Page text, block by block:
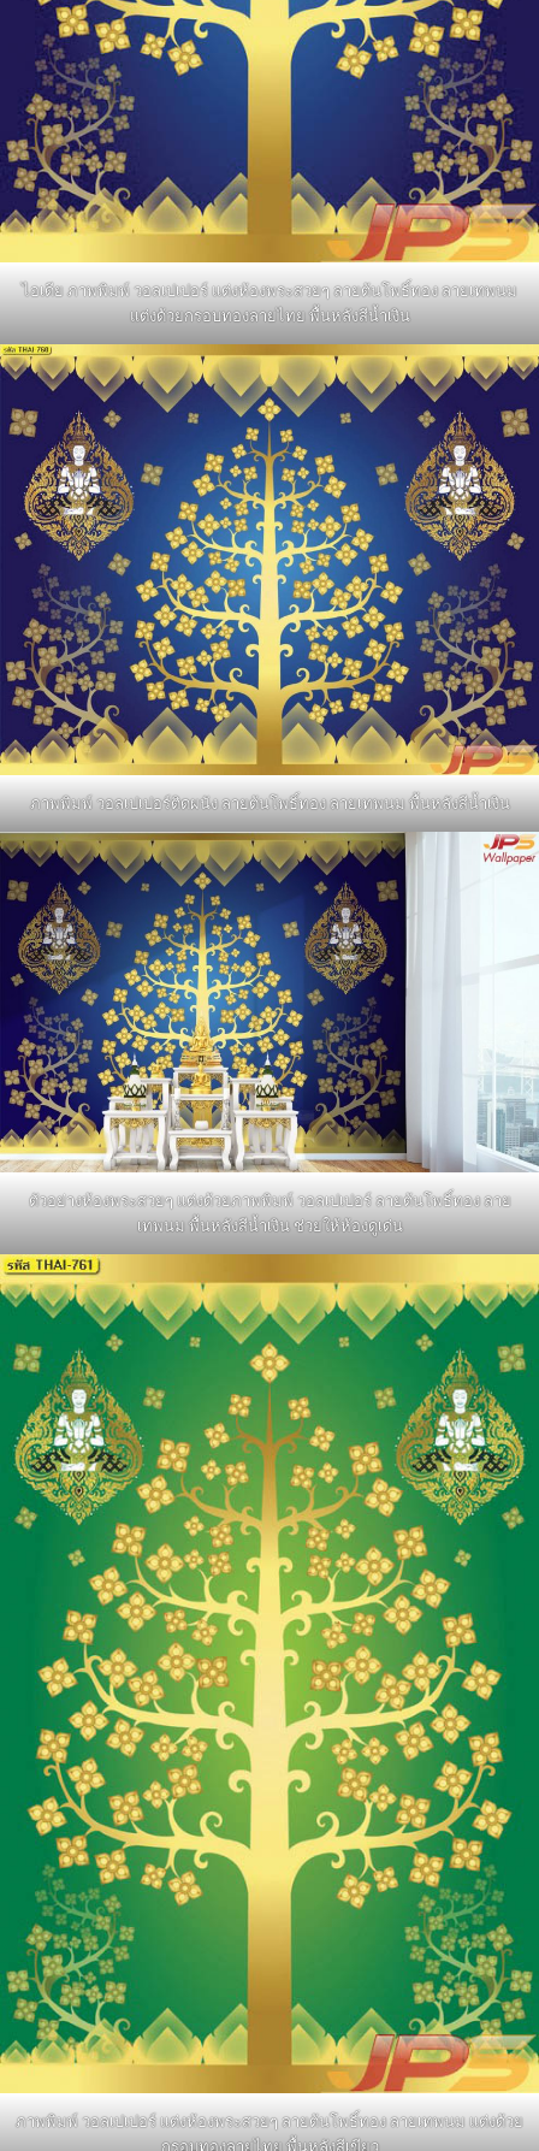
ไอเดีย ภาพพิมพ์ วอลเปเปอร์ แต่งห้องพระสวยๆ ลายต้นโพธิ์ทอง ลายเทพนม
แต่งด้วยกรอบทองลายไทย พื้นหลังสีน้ำเงิน
ภาพพิมพ์ วอลเปเปอร์ติดผนัง ลายต้นโพธิ์ทอง ลายเทพนม พื้นหลังสีน้ำเงิน
ตัวอย่างห้องพระสวยๆ แต่งด้วยภาพพิมพ์ วอลเปเปอร์ ลายต้นโพธิ์ทอง ลาย
เทพนม พื้นหลังสีน้ำเงิน ช่วยให้ห้องดูเด่น
ภาพพิมพ์ วอลเปเปอร์ แต่งห้องพระสวยๆ ลายต้นโพธิ์ทอง ลายเทพนม แต่งด้วย
กรอบทองลายไทย พื้นหลังสีเขียว